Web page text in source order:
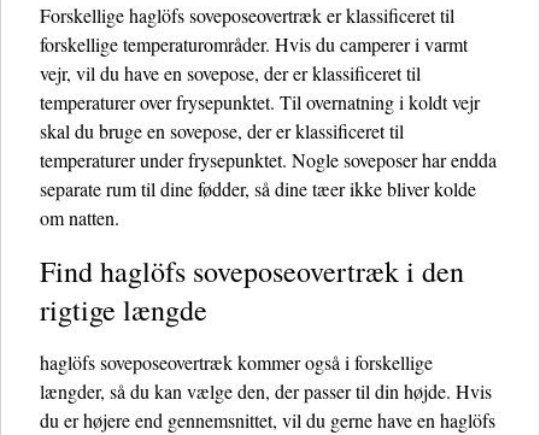
Forskellige haglöfs soveposeovertræk er klassificeret til
forskellige temperaturområder. Hvis du camperer i varmt
vejr, vil du have en sovepose, der er klassificeret til
temperaturer over frysepunktet. Til overnatning i koldt vejr
skal du bruge en sovepose, der er klassificeret til
temperaturer under frysepunktet. Nogle soveposer har endda
separate rum til dine fødder, så dine tæer ikke bliver kolde
om natten.
Find haglöfs soveposeovertræk i den
rigtige længde
haglöfs soveposeovertræk kommer også i forskellige
længder, så du kan vælge den, der passer til din højde. Hvis
du er højere end gennemsnittet, vil du gerne have en haglöfs